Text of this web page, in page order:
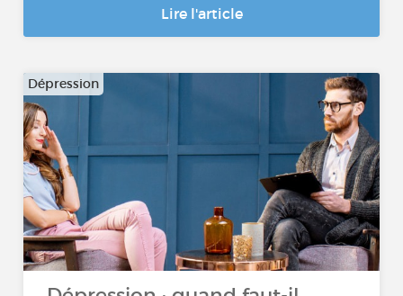
Lire l'article
Dépression